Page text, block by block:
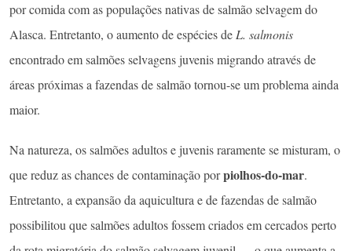
por comida com as populações nativas de salmão selvagem do
Alasca. Entretanto, o aumento de espécies de L. salmonis
encontrado em salmões selvagens juvenis migrando através de
áreas próximas a fazendas de salmão tornou-se um problema ainda
maior.
Na natureza, os salmões adultos e juvenis raramente se misturam, o
que reduz as chances de contaminação porpiolhos-do-mar.
Entretanto, a expansão da aquicultura e de fazendas de salmão
possibilitou que salmões adultos fossem criados em cercados perto